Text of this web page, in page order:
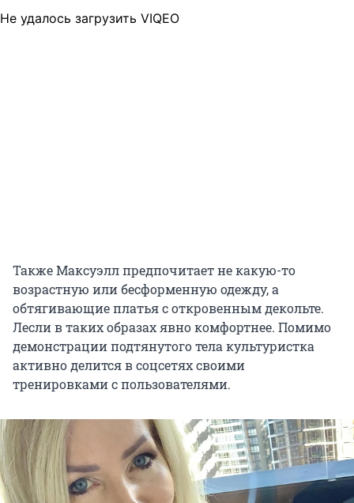
Не удалось загрузить VIQEO
Также Максуэлл предпочитает не какую-то
возрастную или бесформенную одежду, а
обтягивающие платья с откровенным декольте.
Лесли в таких образах явно комфортнее. Помимо
демонстрации подтянутого тела культуристка
активно делится в соцсетях своими
тренировками с пользователями.